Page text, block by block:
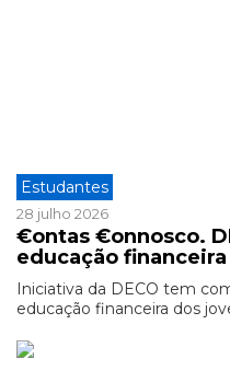
Estudantes
28 julho 2026
€ontas €onnosco.
educação
Iniciativa da DECO tem
educação financeira dos